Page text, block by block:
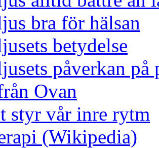
bra för hälsan
betydelse
påverkan på
Ovan
styr vår inre rytm
(Wikipedia)